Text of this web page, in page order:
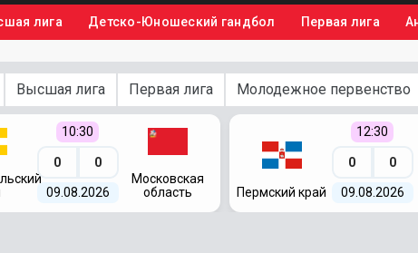
лига Детско-Юношеский гандбол Первая лига
Высшая лига Первая лига Молодежное первенство
10:30
0 0
09.08.2026
Московская
область
Пермский край
12:30
0 0
09.08.2026